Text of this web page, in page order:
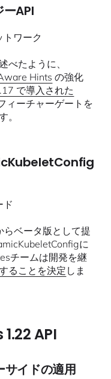
ーAPI
ワーク
べたように、
Hints の強化
で導入された
ィーチャーゲートを
。
ド
ベータ版として提
に
チームは開発を継
ることを決定 しま
API
サイドの適用